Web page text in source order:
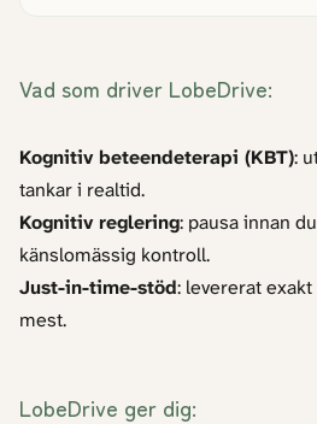
Vad som driver LobeDrive:
Kognitiv beteendeterapi (KBT):
tankar i realtid.
Kognitiv reglering: pausa innan
känslomässig kontroll.
Just-in-time-stöd: levererat
mest.
LobeDrive ger dig: